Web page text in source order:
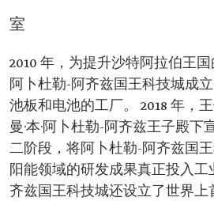
室
2010 年，为提升沙特阿拉伯王
阿卜杜勒-阿齐兹国王科技城成
池板和电池的工厂。 2018 年，王
曼·本·阿卜杜勒-阿齐兹王子殿下
二阶段，将阿卜杜勒-阿齐兹国
阳能领域的研发成果真正投入工
齐兹国王科技城还设立了世界